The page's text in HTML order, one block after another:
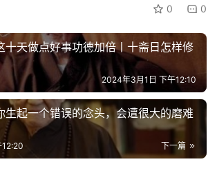
0 0
十天做点好事功德加倍丨十斋日怎样修
2024年3月1日 下午12:10
生起一个错误的念头，会遭很大的磨难
下一篇